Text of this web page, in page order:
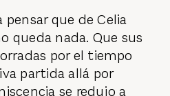
que de Celia
queda nada. Que sus
por el tiempo
partida allá por
se redujo a